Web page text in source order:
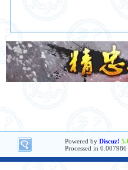
Powered by Discuz!
Processed in